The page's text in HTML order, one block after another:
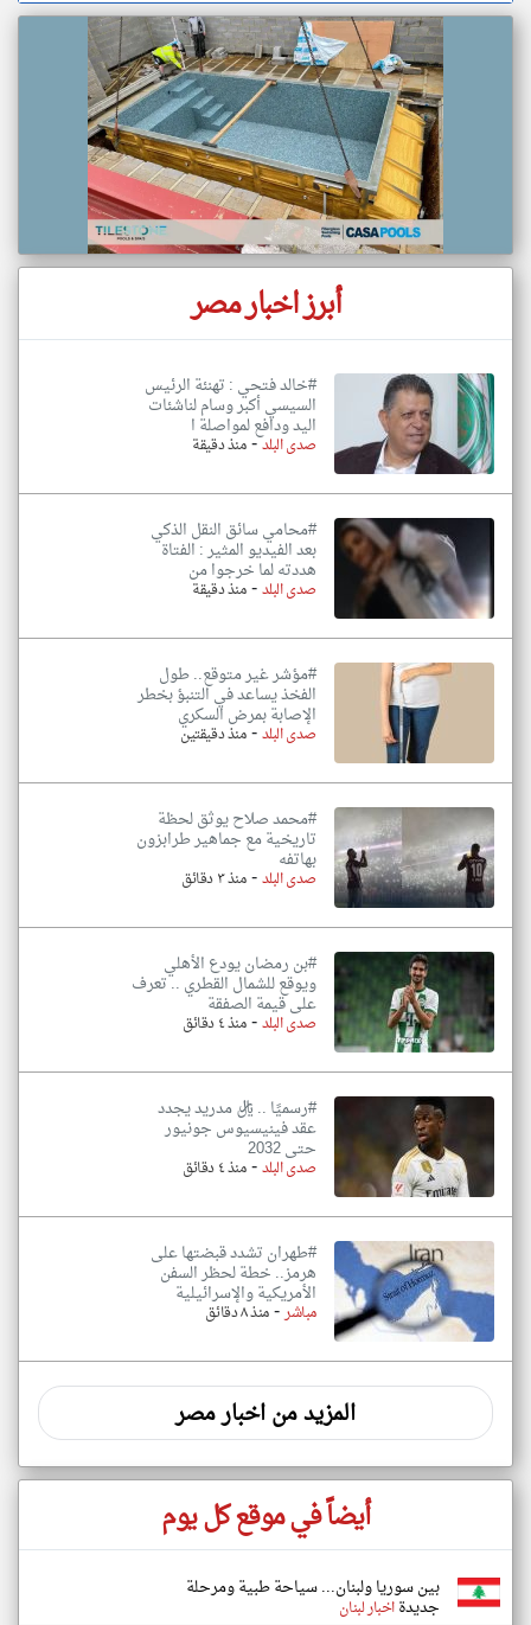
أبرز اخبار مصر
#خالد فتحي : تهنئة الرئيس
السيسي أكبر وسام لناشئات
اليد ودافع لمواصلة ا
صدى البلد-منذ دقيقة
#محامي سائق النقل الذكي
بعد الفيديو المثير : الفتاة
هددته لما خرجوا من
صدى البلد-منذ دقيقة
#مؤشر غير متوقع.. طول
الفخذ يساعد في التنبؤ بخطر
الإصابة بمرض السكري
صدى البلد-منذ دقيقتين
#محمد صلاح يوثق لحظة
تاريخية مع جماهير طرابزون
بهاتفه
صدى البلد-منذ ٣ دقائق
#بن رمضان يودع الأهلي
ويوقع للشمال القطري .. تعرف
على قيمة الصفقة
صدى البلد-منذ ٤ دقائق
#رسميًا .. ريال مدريد يجدد
عقد فينيسيوس جونيور
حتى 2032
صدى البلد-منذ ٤ دقائق
#طهران تشدد قبضتها على
هرمز.. خطة لحظر السفن
الأمريكية والإسرائيلية
مباشر-منذ ٨ دقائق
المزيد من اخبار مصر
أيضاً في موقع كل يوم
بين سوريا ولبنان... سياحة طبية ومرحلة
جديدةاخبار لبنان